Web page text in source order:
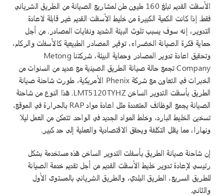
الأسفلت القديم تبلغ 160 مليون طن لمشاريع الصيانة من الطريق الشرياني
فقط. إذا كانت الكمية الكبيرة من خليط الأسفلت القديم غير قابلة لاعادة
التدوير، إنه سوف يسبب تلوث البيئة الشديد ونفايات المصادر. من أجل
حماية فكرة الصيانة الخضراء، توفير المصادر الطبيعية كالأسفلت والركام،
وتحقيق اعادة تدوير المصادر وحماية البيئة، شركتنا Metong
Company تجمع حالة صيانة الطريق الصينية مع عديد من السنوات من
الخبرات في التعاون مع شركة Phenix الأمريكية، طورت شاحنة صيانة
الطريق بأسفلت التدوير الساخن LMT5120TYHZ. هذا النوع من شاحنة
الصيانة يجمع الوظائف المتعددة مثل اعادة مواد RAP بالحرارة في الموقع،
تسخين الخليط البارد، وخلط المواد الجديد في الواحد. تتمكن من العمل ليلا
ونهارا، مما يقلل التكلفة ويحقق الاقتصادية والعملية إلى حد كبير.
إن شاحنة صيانة الطريق بأسفلت التدوير الساخن هذه مستخدمة بشكل
رئيسي لإعادة تدوير خليط الأسفلت القديم من أجل تقديم خدمة الصيانة
للطريق السريع، الطريق البلدي، والطريق الشرياني بالمستوى الأول
والثاني.